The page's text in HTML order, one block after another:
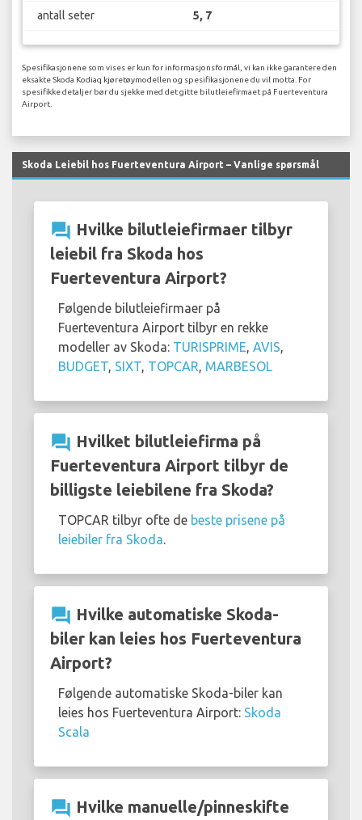
antall seter 5, 7
Spesifikasjonene som vises er kun for informasjonsformål, vi kan ikke garantere den
eksakte Skoda Kodiaq kjøretøymodellen og spesifikasjonene du vil motta. For
spesifikke detaljer bør du sjekke med det gitte bilutleiefirmaet på Fuerteventura
Airport.
Skoda Leiebil hos Fuerteventura Airport – Vanlige spørsmål
question_answer Hvilke bilutleiefirmaer tilbyr
leiebil fra Skoda hos
Fuerteventura Airport?
Følgende bilutleiefirmaer på
Fuerteventura Airport tilbyr en rekke
modeller av Skoda: TURISPRIME, AVIS,
BUDGET, SIXT, TOPCAR, MARBESOL
question_answer Hvilket bilutleiefirma på
Fuerteventura Airport tilbyr de
billigste leiebilene fra Skoda?
TOPCAR tilbyr ofte de beste prisene på
leiebiler fra Skoda.
question_answer Hvilke automatiske Skoda-
biler kan leies hos Fuerteventura
Airport?
Følgende automatiske Skoda-biler kan
leies hos Fuerteventura Airport: Skoda
Scala
question_answer Hvilke manuelle/pinneskifte